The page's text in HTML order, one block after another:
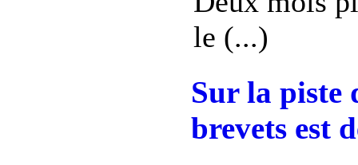
le (...)
Sur la piste
brevets est